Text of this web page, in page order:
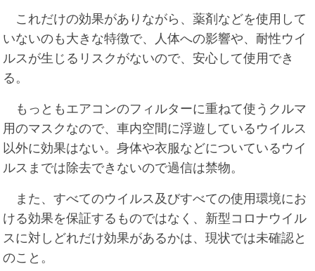
これだけの効果がありながら、薬剤などを使用して
いないのも大きな特徴で、人体への影響や、耐性ウイ
ルスが生じるリスクがないので、安心して使用でき
る。
もっともエアコンのフィルターに重ねて使うクルマ
用のマスクなので、車内空間に浮遊しているウイルス
以外に効果はない。身体や衣服などについているウイ
ルスまでは除去できないので過信は禁物。
また、すべてのウイルス及びすべての使用環境にお
ける効果を保証するものではなく、新型コロナウイル
スに対しどれだけ効果があるかは、現状では未確認と
のこと。